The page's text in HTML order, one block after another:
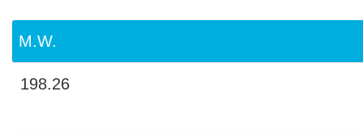
M.W.
198.26